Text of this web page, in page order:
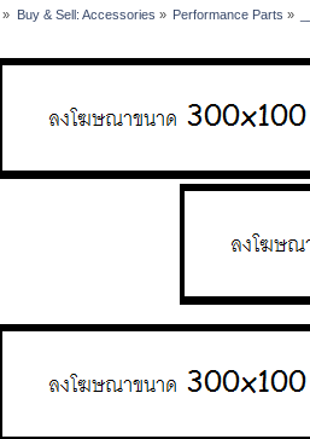
» Buy & Sell: Accessories » Performance Parts »